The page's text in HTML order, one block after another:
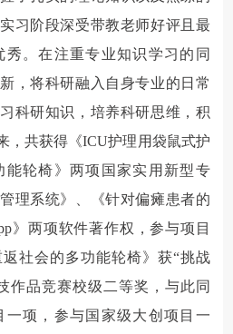
习阶段深受带教老师好评且最
。在注重专业知识学习的同
，将科研融入自身专业的日常
科研知识，培养科研思维，积
，共获得《ICU护理用袋鼠式护
能轮椅》两项国家实用新型专
理系统》、《针对偏瘫患者的
》两项软件著作权，参与项目
返社会的多功能轮椅》获“挑战
作品竞赛校级二等奖，与此同
一项，参与国家级大创项目一